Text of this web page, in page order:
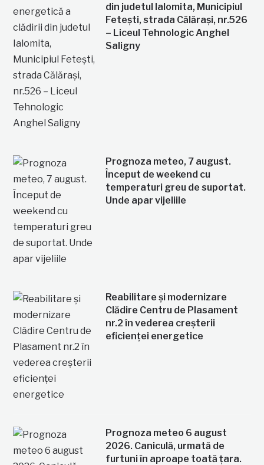
din judetul Ialomita, Municipiul
Fetești, strada Călărași, nr.526
– Liceul Tehnologic Anghel
Saligny
Prognoza meteo, 7 august.
Început de weekend cu
temperaturi greu de suportat.
Unde apar vijeliile
Reabilitare și modernizare
Clădire Centru de Plasament
nr.2 în vederea creșterii
eficienței energetice
Prognoza meteo 6 august
2026. Caniculă, urmată de
furtuni în aproape toată țara.